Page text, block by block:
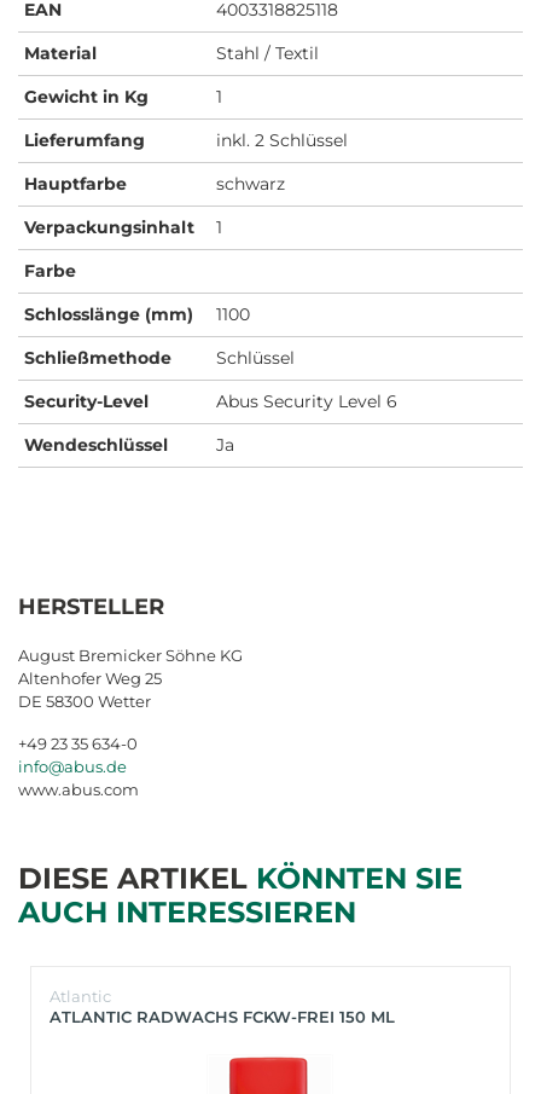
EAN
4003318825118
Material
Stahl / Textil
Gewicht in Kg
1
Lieferumfang
inkl. 2 Schlüssel
Hauptfarbe
schwarz
Verpackungsinhalt
1
Farbe
Schlosslänge (mm)
1100
Schließmethode
Schlüssel
Security-Level
Abus Security Level 6
Wendeschlüssel
Ja
HERSTELLER
August Bremicker Söhne KG
Altenhofer Weg 25
DE 58300 Wetter
+49 23 35 634-0
info@abus.de
www.abus.com
DIESE ARTIKEL KÖNNTEN SIE
AUCH INTERESSIEREN
Atlantic
ATLANTIC RADWACHS FCKW-FREI 150 ML